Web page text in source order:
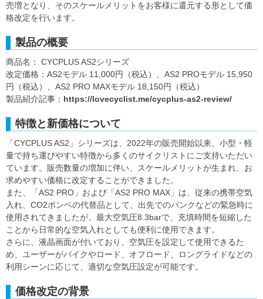
売増となり、そのスケールメリットをお客様に還元する形として価
格改定を行います。
製品の概要
商品名： CYCPLUS AS2シリーズ
改定価格：AS2モデル 11,000円（税込）、AS2 PROモデル 15,950
円（税込）、AS2 PRO MAXモデル 18,150円（税込）
製品紹介記事： https://lovecyclist.me/cycplus-as2-review/
特徴と新価格について
「CYCPLUS AS2」シリーズは、2022年の販売開始以来、小型・軽
量で持ち運びやすい特徴から多くのサイクリストにご支持いただい
ています。販売数量の増加に伴い、スケールメリットが生まれ、お
求めやすい価格に改定することができました。
また、「AS2 PRO」および「AS2 PRO MAX」は、従来の携帯空気
入れ、CO2ボンベの代替品として、出先でのパンクなどの緊急時に
使用されてきましたが、最大空気圧8.3barで、充填時間を短縮した
ことから日常的な空気入れとしても便利に使用できます。
さらに、液晶画面が付いており、空気圧を設定して使用できるた
め、ユーザーがバイクやロード、オフロード、ロングライドなどの
利用シーンに応じて、適切な空気圧設定が可能です。
価格改定の背景